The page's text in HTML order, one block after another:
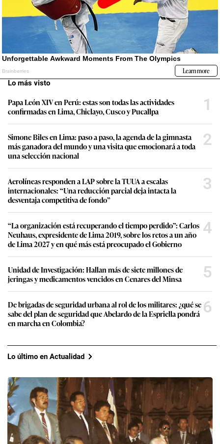
Lo más visto
Papa León XIV en Perú: estas son todas las actividades
confirmadas en Lima, Chiclayo, Cusco y Pucallpa
1
Simone Biles en Lima: paso a paso, la agenda de la gimnasta
más ganadora del mundo y una visita que emocionará a toda
una selección nacional
2
Aerolíneas responden a LAP sobre la TUUA a escalas
internacionales: “Una reducción parcial deja intacta la
desventaja competitiva de fondo”
3
“La organización está recuperando el tiempo perdido”: Carlos
Neuhaus, expresidente de Lima 2019, sobre los retos a un año
de Lima 2027 y en qué más está preocupado el Gobierno
4
Unidad de Investigación: Hallan más de siete millones de
jeringas y medicamentos vencidos en Cenares del Minsa
5
De brigadas de seguridad urbana al rol de los militares: ¿qué se
sabe del plan de seguridad que Abelardo de la Espriella pondrá
en marcha en Colombia?
6
Lo último en Actualidad